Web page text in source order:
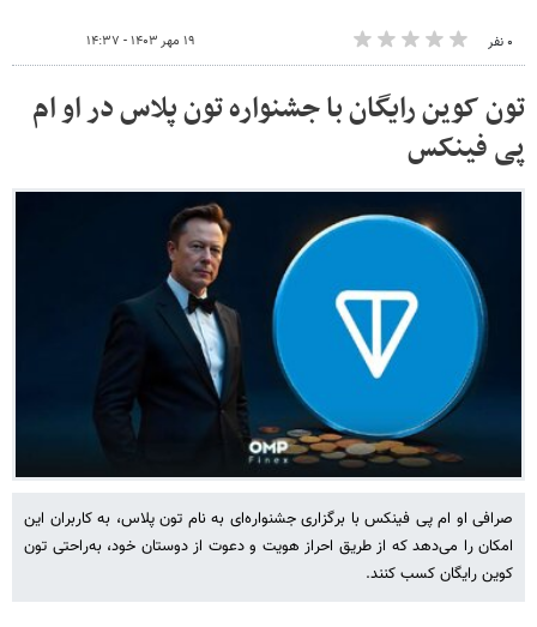
۰ نفر ۱۹ مهر ۱۴۰۳ - ۱۴:۳۷
تون کوین رایگان با جشنواره تون پلاس در او ام
پی فینکس
صرافی او ام پی فینکس با برگزاری جشنواره‌ای به نام تون پلاس، به کاربران این
امکان را می‌دهد که از طریق احراز هویت و دعوت از دوستان خود، به‌راحتی تون
کوین رایگان کسب کنند.